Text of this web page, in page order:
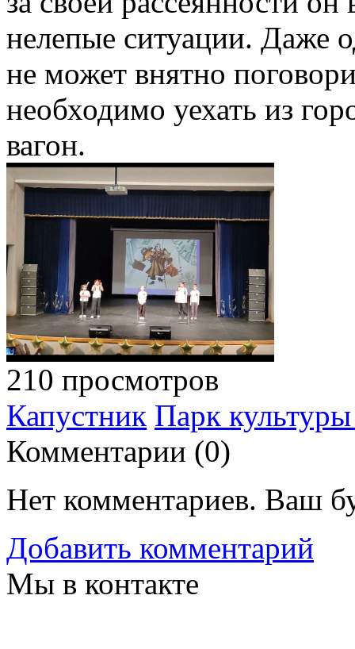
нелепые ситуации. Даже
не может внятно
необходимо уехать из
вагон.
210 просмотров
Капустник Парк
Комментарии (0)
Нет комментариев. Ваш
Добавить комментарий
Мы в контакте